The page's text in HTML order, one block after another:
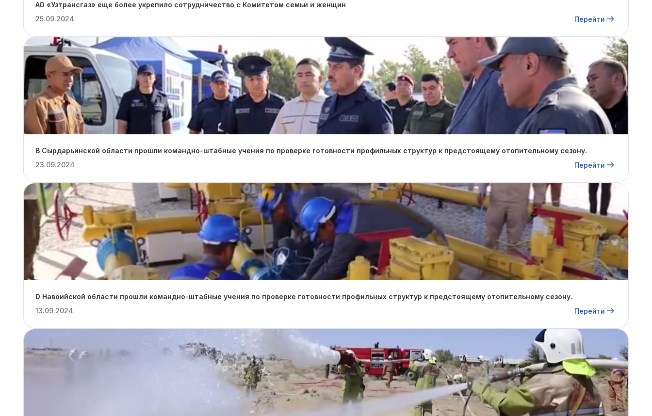
АО «Узтрансгаз» еще более укрепило сотрудничество с Комитетом семьи и женщин
25.09.2024
Перейти
В Сырдарьинской области прошли командно-штабные учения по проверке готовности профильных структур к предстоящему отопительному сезону.
23.09.2024
Перейти
D Навоийской области прошли командно-штабные учения по проверке готовности профильных структур к предстоящему отопительному сезону.
13.09.2024
Перейти